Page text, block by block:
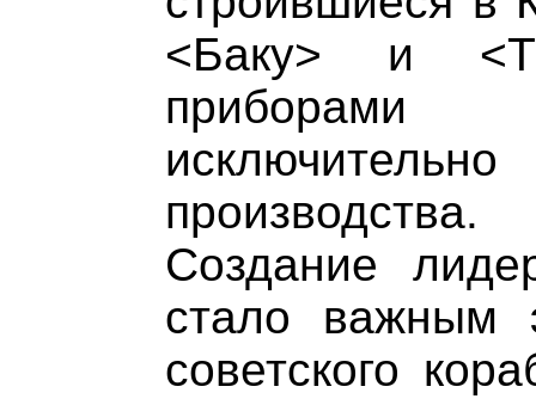
<Баку> и
приборами
производства.
Создание
стало важным
советского